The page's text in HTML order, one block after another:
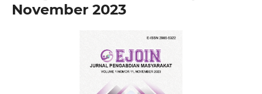
November 2023